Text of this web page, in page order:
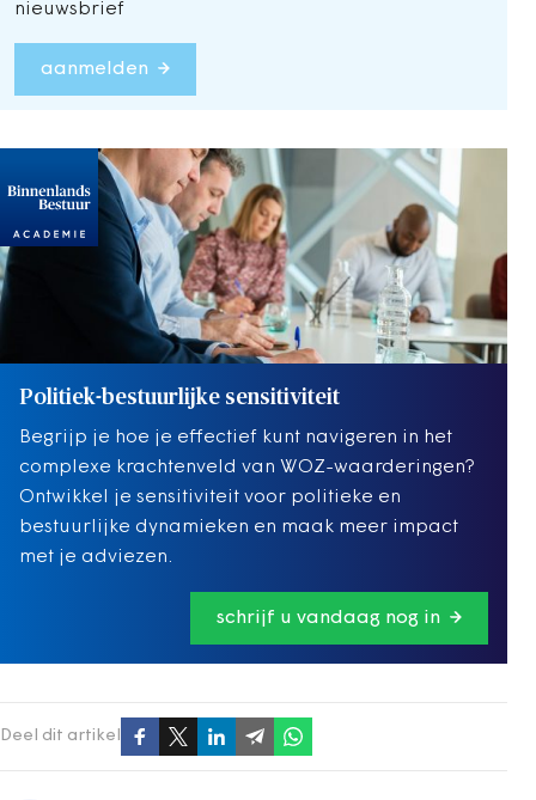
nieuwsbrief
aanmelden
Politiek-bestuurlijke sensitiviteit
Begrijp je hoe je effectief kunt navigeren in het
complexe krachtenveld van WOZ-waarderingen?
Ontwikkel je sensitiviteit voor politieke en
bestuurlijke dynamieken en maak meer impact
met je adviezen.
schrijf u vandaag nog in
Deel dit artikel